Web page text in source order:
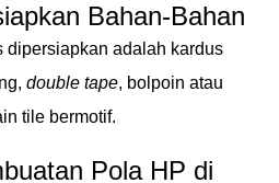
Bahan-Bahan
dipersiapkan adalah kardus
double tape, bolpoin atau
tile bermotif.
Pola HP di